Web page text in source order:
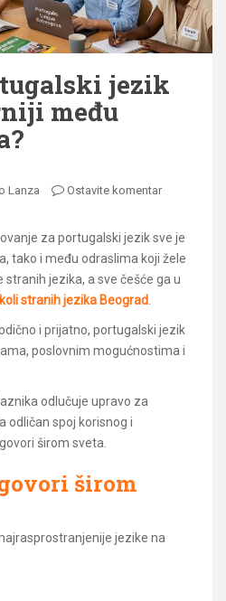
jezik
među
Lanza Ostavite komentar
za portugalski jezik sve je
tako i među odraslima koji žele
jezika, a sve češće ga u
stranih jezika Beograd
i prijatno, portugalski jezik
poslovnim mogućnostima i
odlučuje upravo za
odličan spoj korisnog i
širom sveta.
širom
jezike na